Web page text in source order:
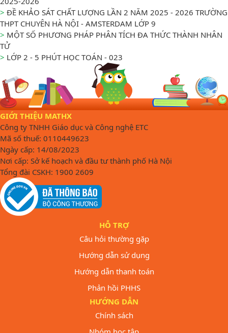
> ĐỀ KHẢO SÁT CHẤT LƯỢNG LẦN 2 NĂM 2025 - 2026 TRƯỜNG
THPT CHUYÊN HÀ NỘI - AMSTERDAM LỚP 9
> MỘT SỐ PHƯƠNG PHÁP PHÂN TÍCH ĐA THỨC THÀNH NHÂN
TỬ
> LỚP 2 - 5 PHÚT HỌC TOÁN - 023
GIỚI THIỆU MATHX
Công ty TNHH Giáo dục và Công nghệ ETC
Mã số thuế: 0110449623
Ngày cấp: 14/08/2023
Nơi cấp: Sở kế hoạch và đầu tư thành phố Hà Nội
Tổng đài CSKH: 1900 2609
HỖ TRỢ
Câu hỏi thường gặp
Hướng dẫn sử dụng
Hướng dẫn thanh toán
Phản hồi PHHS
HƯỚNG DẪN
Chính sách